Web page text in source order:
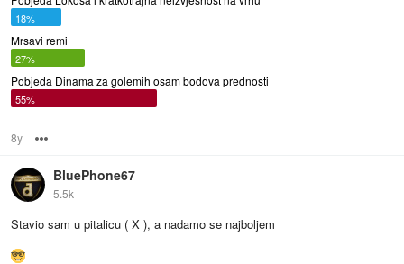
18%
Mrsavi remi
27%
Pobjeda Dinama za golemih osam bodova prednosti
55%
8y
BluePhone67
5.5k
Stavio sam u pitalicu ( X ), a nadamo se najboljem